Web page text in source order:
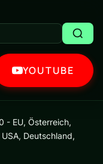
YOUTUBE
- EU, Österreich,
Deutschland,